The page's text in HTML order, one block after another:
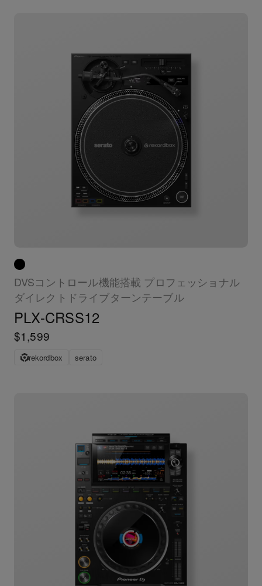
DVSコントロール機能搭載 プロフェッショナル
ダイレクトドライブターンテーブル
PLX-CRSS12
$1,599
rekordbox serato